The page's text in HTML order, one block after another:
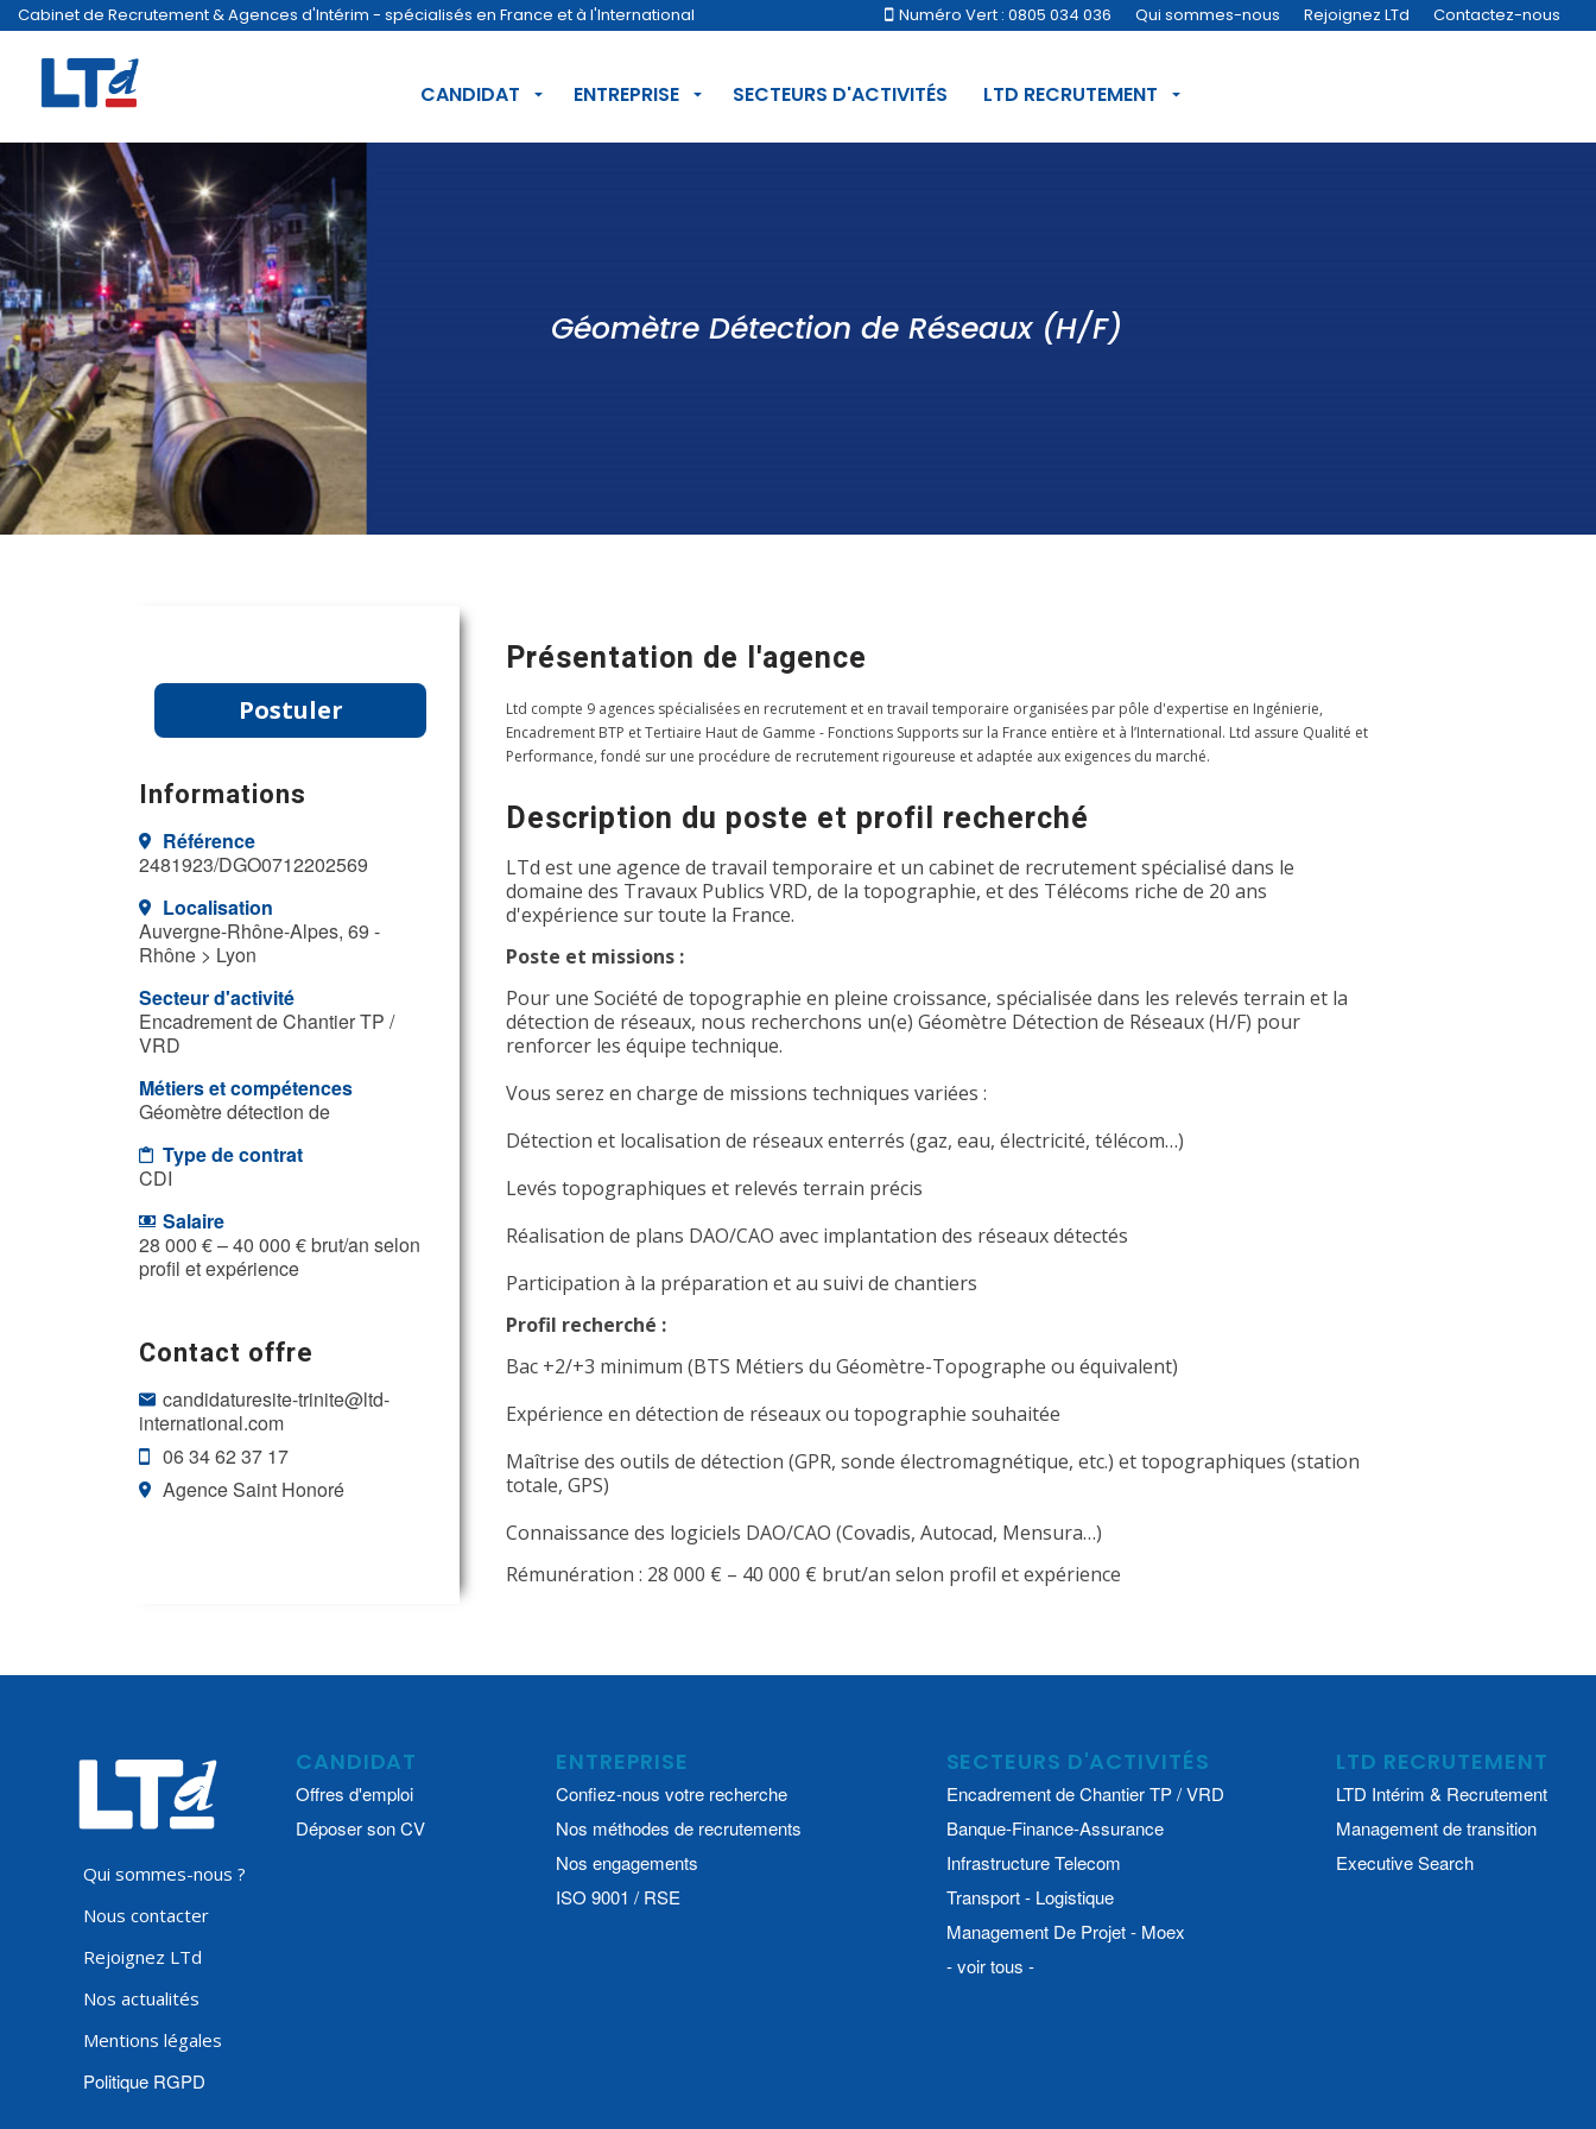
Cabinet de Recrutement & Agences d'Intérim - spécialisés en France et à l'International Numéro Vert : 0805 034 036 Qui sommes-nous Rejoignez LTd Contactez-nous
CANDIDAT ENTREPRISE SECTEURS D'ACTIVITÉS LTD RECRUTEMENT
Géomètre Détection de Réseaux (H/F)
Postuler
Informations
Référence
2481923/DGO0712202569
Localisation
Auvergne-Rhône-Alpes, 69 -
Rhône > Lyon
Secteur d'activité
Encadrement de Chantier TP /
VRD
Métiers et compétences
Géomètre détection de
Type de contrat
CDI
Salaire
28 000 € – 40 000 € brut/an selon
profil et expérience
Contact offre
candidaturesite-trinite@ltd-
international.com
06 34 62 37 17
Agence Saint Honoré
Présentation de l'agence
Ltd compte 9 agences spécialisées en recrutement et en travail temporaire organisées par pôle d'expertise en Ingénierie,
Encadrement BTP et Tertiaire Haut de Gamme - Fonctions Supports sur la France entière et à l’International. Ltd assure Qualité et
Performance, fondé sur une procédure de recrutement rigoureuse et adaptée aux exigences du marché.
Description du poste et profil recherché
LTd est une agence de travail temporaire et un cabinet de recrutement spécialisé dans le
domaine des Travaux Publics VRD, de la topographie, et des Télécoms riche de 20 ans
d'expérience sur toute la France.
Poste et missions :
Pour une Société de topographie en pleine croissance, spécialisée dans les relevés terrain et la
détection de réseaux, nous recherchons un(e) Géomètre Détection de Réseaux (H/F) pour
renforcer les équipe technique.
Vous serez en charge de missions techniques variées :
Détection et localisation de réseaux enterrés (gaz, eau, électricité, télécom…)
Levés topographiques et relevés terrain précis
Réalisation de plans DAO/CAO avec implantation des réseaux détectés
Participation à la préparation et au suivi de chantiers
Profil recherché :
Bac +2/+3 minimum (BTS Métiers du Géomètre-Topographe ou équivalent)
Expérience en détection de réseaux ou topographie souhaitée
Maîtrise des outils de détection (GPR, sonde électromagnétique, etc.) et topographiques (station
totale, GPS)
Connaissance des logiciels DAO/CAO (Covadis, Autocad, Mensura…)
Rémunération : 28 000 € – 40 000 € brut/an selon profil et expérience
Qui sommes-nous ?
Nous contacter
Rejoignez LTd
Nos actualités
Mentions légales
Politique RGPD
CANDIDAT
Offres d'emploi
Déposer son CV
ENTREPRISE
Confiez-nous votre recherche
Nos méthodes de recrutements
Nos engagements
ISO 9001 / RSE
SECTEURS D'ACTIVITÉS
Encadrement de Chantier TP / VRD
Banque-Finance-Assurance
Infrastructure Telecom
Transport - Logistique
Management De Projet - Moex
- voir tous -
LTD RECRUTEMENT
LTD Intérim & Recrutement
Management de transition
Executive Search